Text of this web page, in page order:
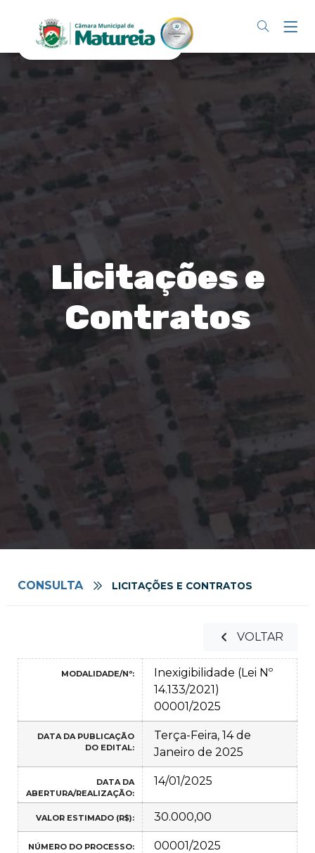
Licitações e
Contratos
CONSULTA LICITAÇÕES E CONTRATOS
VOLTAR
MODALIDADE/Nº:
Inexigibilidade (Lei Nº
14.133/2021)
00001/2025
DATA DA PUBLICAÇÃO
DO EDITAL:
Terça-Feira, 14 de
Janeiro de 2025
DATA DA
ABERTURA/REALIZAÇÃO:
14/01/2025
VALOR ESTIMADO (R$): 30.000,00
NÚMERO DO PROCESSO: 00001/2025